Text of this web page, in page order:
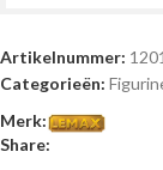
Artikelnummer:
Categorieën:
Merk:
Share: